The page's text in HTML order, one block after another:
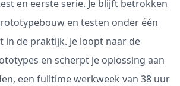
en eerste serie. Je blijft betrokken
en testen onder één
de praktijk. Je loopt naar de
en scherpt je oplossing aan
een fulltime werkweek van 38 uur